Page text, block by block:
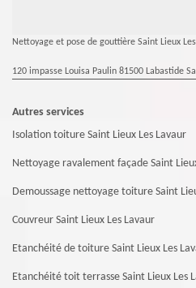
Nettoyage et pose de gouttière Saint Lieux
120 impasse Louisa Paulin 81500 Labastide
Autres services
Isolation toiture Saint Lieux Les Lavaur
Nettoyage ravalement façade Saint
Demoussage nettoyage toiture Saint
Couvreur Saint Lieux Les Lavaur
Etanchéité de toiture Saint Lieux Les
Etanchéité toit terrasse Saint Lieux Les